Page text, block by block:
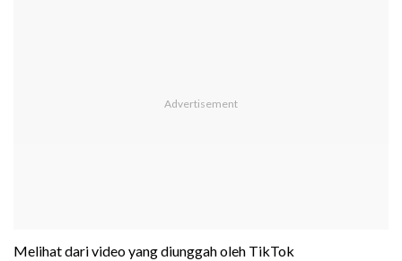
Melihat dari video yang diunggah oleh TikTok